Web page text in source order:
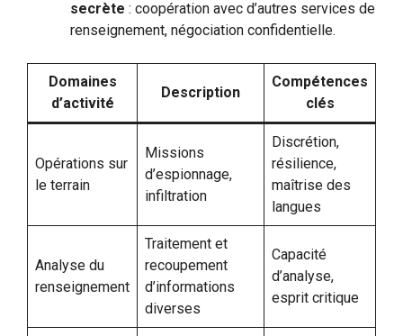
secrète : coopération avec d’autres services de
renseignement, négociation confidentielle.
Domaines
d’activité
Description
Compétences
clés
Opérations sur
le terrain
Missions
d’espionnage,
infiltration
Discrétion,
résilience,
maîtrise des
langues
Analyse du
renseignement
Traitement et
recoupement
d’informations
diverses
Capacité
d’analyse,
esprit critique